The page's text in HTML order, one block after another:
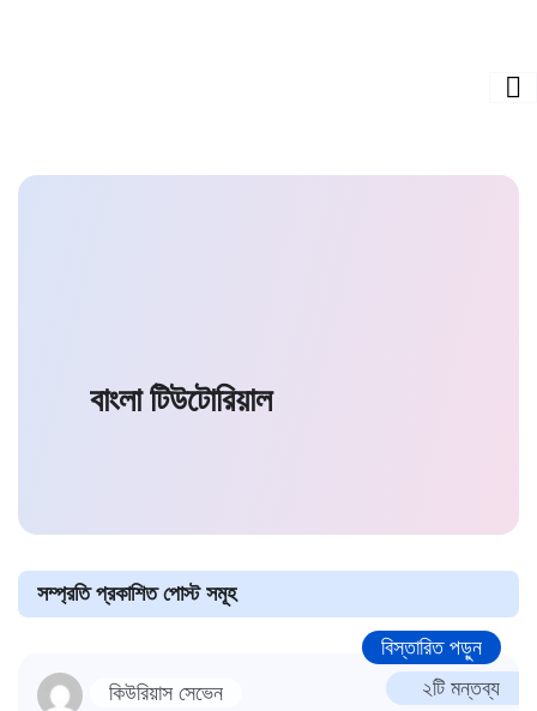
বাংলা টিউটোরিয়াল
সম্প্রতি প্রকাশিত পোস্ট সমূহ
কিউরিয়াস সেভেন
২টি মন্তব্য
বিস্তারিত পড়ুন